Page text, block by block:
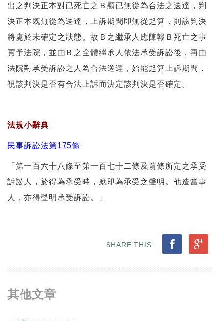
出之判決正本對已死亡之Ｂ顯已無從為合法之送達，判
決正本既無從為送達，上訴期間即無從起算，則該判決
將處於未確定之狀態。故Ｂ之繼承人應陳報Ｂ死亡之事
實予法院，並由Ｂ之全體繼承人依法承受訴訟後，再由
法院對承受訴訟之人為合法送達，始能起算上訴期間，
視該判決是否有合法上訴而決定該判決是否確定。
法規小辭典
民事訴訟法第175條
「第一百六十八條至第一百七十二條及前條所定之承受
訴訟人，於得為承受時，應即為承受之聲明。他造當事
人，亦得聲明承受訴訟。」
SHARE THIS :
其他文章